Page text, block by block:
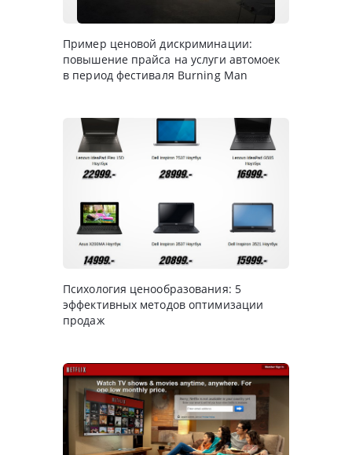
Пример ценовой дискриминации:
повышение прайса на услуги автомоек
в период фестиваля Burning Man
Психология ценообразования: 5
эффективных методов оптимизации
продаж